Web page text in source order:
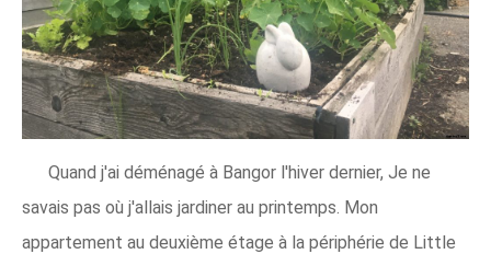
Quand j'ai déménagé à Bangor l'hiver dernier, Je ne
savais pas où j'allais jardiner au printemps. Mon
appartement au deuxième étage à la périphérie de Little